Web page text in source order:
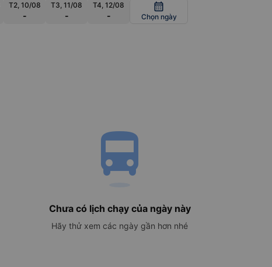
T2, 10/08
-
T3, 11/08
-
T4, 12/08
-
calendar_month
Chọn ngày
directions_bus
Chưa có lịch chạy của ngày này
Hãy thử xem các ngày gần hơn nhé